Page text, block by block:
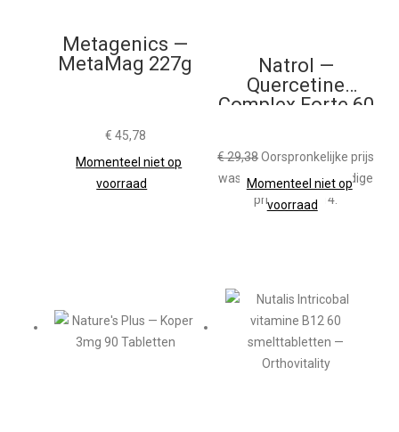
Metagenics —
MetaMag 227g
€ 45,78
Momenteel niet op
voorraad
Natrol —
Quercetine
Complex Forte 60
€29,38Oorspronkelijke prijs
was: € 29,38.€26,14Huidige
prijs is: € 26,14.
Momenteel niet op
voorraad